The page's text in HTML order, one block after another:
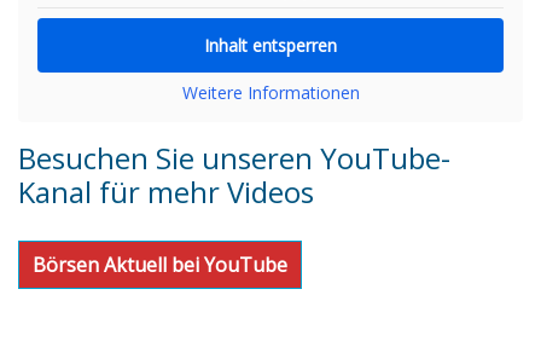
Inhalt entsperren
Weitere Informationen
Besuchen Sie unseren YouTube-
Kanal für mehr Videos
Börsen Aktuell bei YouTube